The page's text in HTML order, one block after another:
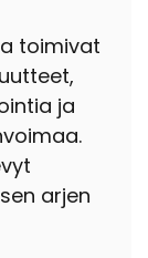
toimivat
uutteet,
ja
arjen